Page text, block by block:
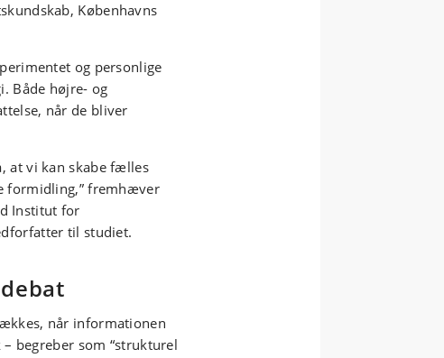
Københavns
og personlige
Både højre- og
når de bliver
at vi kan skabe fælles
formidling,” fremhæver
Institut for
til studiet.
når informationen
begreber som “strukturel